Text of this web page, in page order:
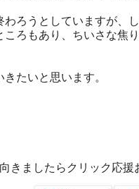
ろうとしていますが、
ころもあり、ちいさな焦
たいと思います。
きましたらクリック応